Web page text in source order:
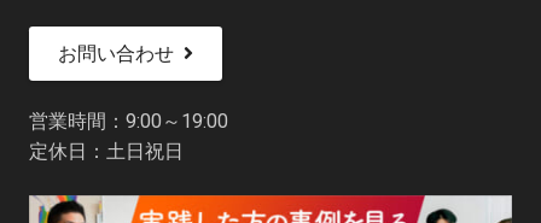
お問い合わせ
営業時間：9:00～19:00
定休日：土日祝日